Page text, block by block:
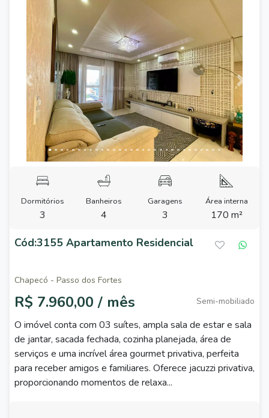
Previous Next
Dormitórios
3
Banheiros
4
Garagens
3
Área interna
170 m²
Cód:3155 Apartamento Residencial
Chapecó - Passo dos Fortes
R$ 7.960,00 / mês Semi-mobiliado
O imóvel conta com 03 suítes, ampla sala de estar e sala
de jantar, sacada fechada, cozinha planejada, área de
serviços e uma incrível área gourmet privativa, perfeita
para receber amigos e familiares. Oferece jacuzzi privativa,
proporcionando momentos de relaxa...